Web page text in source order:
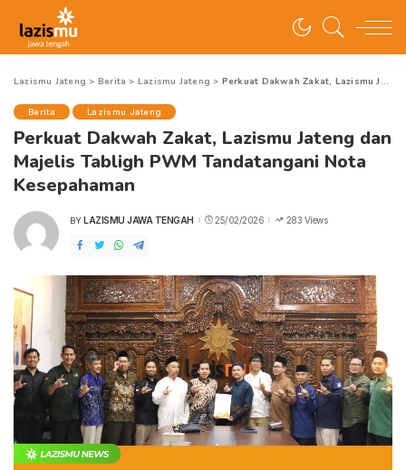
Lazismu Jateng > Berita > Lazismu Jateng > Perkuat Dakwah Zakat, Lazismu Jateng dan Majelis Tabligh PWM Tandatangani Nota Kesepahaman
Berita Lazismu Jateng
Perkuat Dakwah Zakat, Lazismu Jateng dan
Majelis Tabligh PWM Tandatangani Nota
Kesepahaman
POSTED
BY LAZISMU JAWA TENGAH 25/02/2026 283 Views